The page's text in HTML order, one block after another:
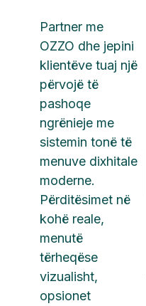
Partner me
OZZO dhe jepini
klientëve tuaj një
përvojë të
pashoqe
ngrënieje me
sistemin tonë të
menuve dixhitale
moderne.
Përditësimet në
kohë reale,
menutë
tërheqëse
vizualisht,
opsionet